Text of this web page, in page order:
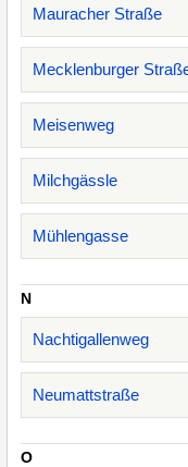
Mauracher Straße
Mecklenburger
Meisenweg
Milchgässle
Mühlengasse
N
Nachtigallenweg
Neumattstraße
O